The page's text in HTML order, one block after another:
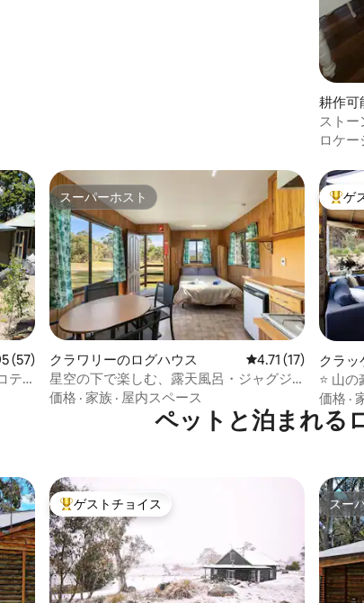
耕作可
ストー
ド牛
ロケー
ー57件、5つ星中4.95つ星の平均評価
(57)
テ
スーパーホスト
スーパーホスト
クラワリーのログハウス レビュー17件、5つ
4.71 (17)
星空の下で楽しむ、露天風呂・ジャグジ
ー付きログハウス
価格 · 家族 · 屋内スペース
大好
ゲ
クラッ
ス
⭐️ 山
価格 ·
ペットと泊まれる
大好評のゲストチョイスです。
ゲストチョイス スー
スー